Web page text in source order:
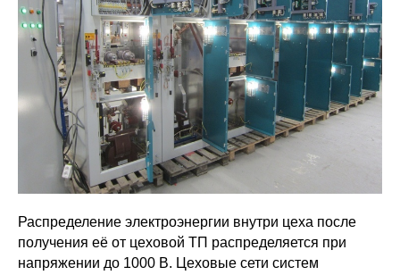
Распределение электроэнергии внутри цеха после
получения её от цеховой ТП распределяется при
напряжении до 1000 В. Цеховые сети систем